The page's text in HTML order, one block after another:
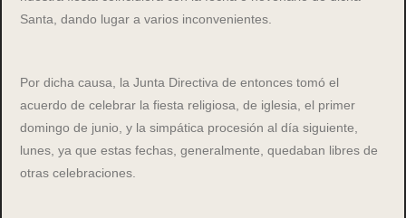
Santa, dando lugar a varios inconvenientes.
Por dicha causa, la Junta Directiva de entonces tomó el
acuerdo de celebrar la fiesta religiosa, de iglesia, el primer
domingo de junio, y la simpática procesión al día siguiente,
lunes, ya que estas fechas, generalmente, quedaban libres de
otras celebraciones.